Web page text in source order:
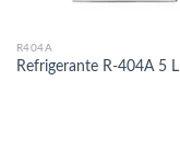
R404A
Refrigerante R-404A 5